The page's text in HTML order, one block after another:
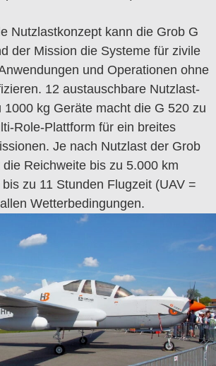
Nutzlastkonzept kann die Grob G
der Mission die Systeme für zivile
und Operationen ohne
12 austauschbare Nutzlast-
1000 kg Geräte macht die G 520 zu
Role-Plattform für ein breites
Je nach Nutzlast der Grob
Reichweite bis zu 5.000 km
zu 11 Stunden Flugzeit (UAV =
Wetterbedingungen.